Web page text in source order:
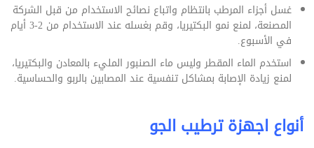
غسل أجزاء المرطب بانتظام واتباع نصائح الاستخدام من قبل الشركة
‏المصنعة، لمنع نمو البكتيريا، وقم بغسله عند الاستخدام من 2-3 أيام
في ‏الأسبوع.
استخدم الماء المقطر وليس ماء الصنبور المليء بالمعادن والبكتيريا،
لمنع ‏زيادة الإصابة بمشاكل تنفسية عند المصابين بالربو والحساسية‎.‎
أنواع اجهزة ترطيب الجو